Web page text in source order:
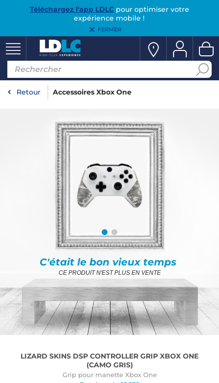
Téléchargez l'app LDLCpour optimiser votre
expérience mobile !
FERMER
Retour Accessoires Xbox One
C'était le bon vieux temps
CE PRODUIT N'EST PLUS EN VENTE
LIZARD SKINS DSP CONTROLLER GRIP XBOX ONE
(CAMO GRIS)
Grip pour manette Xbox One